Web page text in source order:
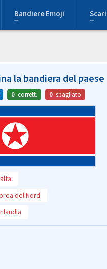
Bandiere Emoji
la bandiera del paese
0 corrett. 0 sbagliato
del Nord